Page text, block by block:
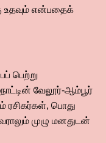
உதவும் என்பதைக்
பெற்று
வேலூர்-ஆம்பூர்
ரசிகர்கள், பொது
முழு மனதுடன்